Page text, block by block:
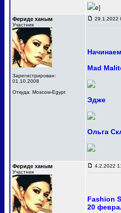
e]
Фериде ханым
Участник
Зарегистрирован:
01.10.2008
Откуда: Moscow-Egypt
29.1.2022
Mad
Эдже
Ольга
Фериде ханым
Участник
4.2.2022
Fashion
20